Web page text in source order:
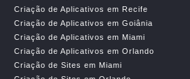
Criação de Aplicativos em Recife
Criação de Aplicativos em Goiânia
Criação de Aplicativos em Miami
Criação de Aplicativos em Orlando
Criação de Sites em Miami